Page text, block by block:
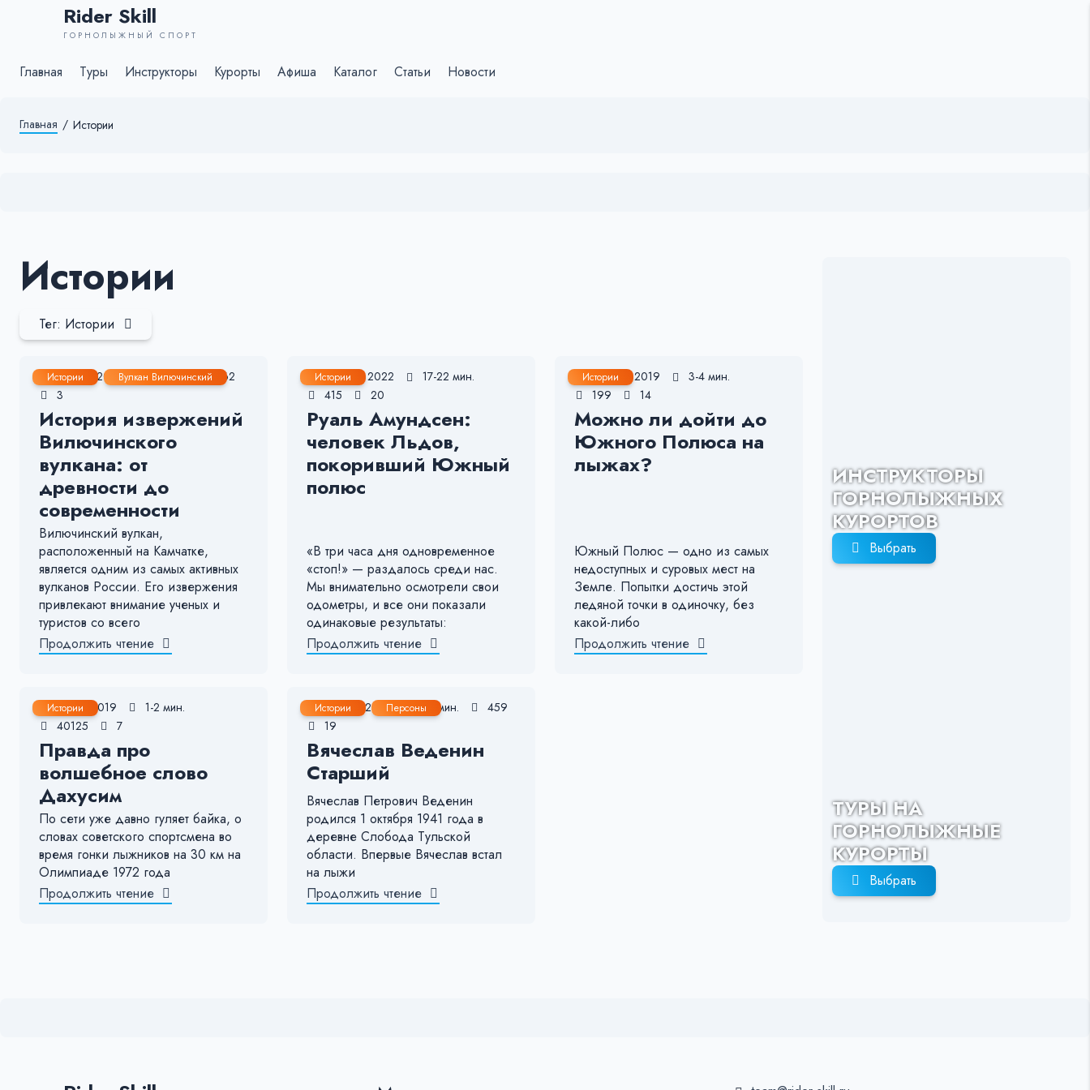
Rider Skill
ГОРНОЛЫЖНЫЙ СПОРТ
Главная Туры Инструкторы Курорты Афиша Каталог Статьи Новости
Главная / Истории
Истории
Тег: Истории
Истории Вулкан Вилючинский
16 Янв, 2025 2-3 мин.
62
3
История извержений
Вилючинского
вулкана: от
древности до
современности
Вилючинский вулкан,
расположенный на Камчатке,
является одним из самых активных
вулканов России. Его извержения
привлекают внимание ученых и
туристов со всего
Продолжить чтение
Истории
15 Июл, 2022
17-22 мин.
415
20
Руаль Амундсен:
человек Льдов,
покоривший Южный
полюс
«В три часа дня одновременное
«стоп!» — раздалось среди нас.
Мы внимательно осмотрели свои
одометры, и все они показали
одинаковые результаты:
Продолжить чтение
Истории
29 Апр, 2019
3-4 мин.
199
14
Можно ли дойти до
Южного Полюса на
лыжах?
Южный Полюс — одно из самых
недоступных и суровых мест на
Земле. Попытки достичь этой
ледяной точки в одиночку, без
какой-либо
Продолжить чтение
Истории
1 Фев, 2019
1-2 мин.
40125
7
Правда про
волшебное слово
Дахусим
По сети уже давно гуляет байка, о
словах советского спортсмена во
время гонки лыжников на 30 км на
Олимпиаде 1972 года
Продолжить чтение
Истории Персоны
28 Янв, 2019 1-2 мин.
459
19
Вячеслав Веденин
Старший
Вячеслав Петрович Веденин
родился 1 октября 1941 года в
деревне Слобода Тульской
области. Впервые Вячеслав встал
на лыжи
Продолжить чтение
ИНСТРУКТОРЫ
ГОРНОЛЫЖНЫХ
КУРОРТОВ
Выбрать
ТУРЫ НА
ГОРНОЛЫЖНЫЕ
КУРОРТЫ
Выбрать